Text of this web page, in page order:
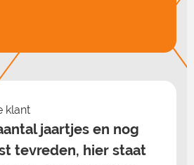
klant
of APK tussen
was geen enkel